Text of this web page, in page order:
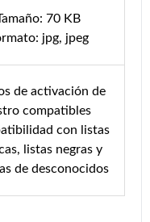
70 KB
jpg, jpeg
de activación de
compatibles
con listas
listas negras y
de desconocidos